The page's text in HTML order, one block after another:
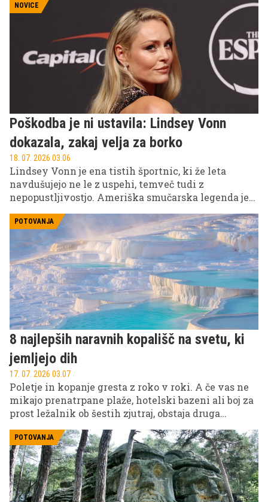
skoraj nezemeljski. To je Scala dei Turchi, ena
najbolj fotografiranih naravnih znamenitosti
Sicilije in kraj, ki obiskovalcem jemlje dih že ob
prvem pogledu.
NOVICE
Poškodba je ni ustavila: Lindsey Vonn
dokazala, zakaj velja za borko
18. 07. 2026 03.06
Lindsey Vonn je ena tistih športnic, ki že leta
navdušujejo ne le z uspehi, temveč tudi z
nepopustljivostjo. Ameriška smučarska legenda je
ESPY v New Yorku, kjer je osupljala v elegantni črni
obleki modne hiše Gucci.
POTOVANJA
8 najlepših naravnih kopališč na svetu, ki
jemljejo dih
17. 07. 2026 03.07
Poletje in kopanje gresta z roko v roki. A če vas ne
mikajo prenatrpane plaže, hotelski bazeni ali boj za
prost ležalnik ob šestih zjutraj, obstaja druga
jezera, ki jemljejo dih s kristalno čisto vodo,
dramatično pokrajino in občutkom, da ste odkrili
kraj iz pustolovskega filma.
POTOVANJA